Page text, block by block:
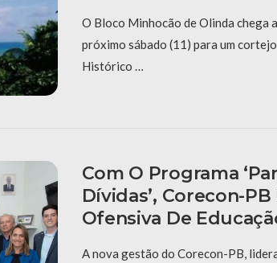
O Bloco Minhocão de Olinda chega
próximo sábado (11) para um
Histórico …
Com O Programa
Dívidas’, Corecon-PB
Ofensiva De
A nova gestão do Corecon-PB,